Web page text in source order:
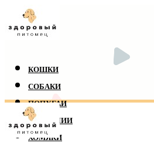
КОШКИ
СОБАКИ
ПОПУГАИ
РЕПТИЛИИ
ХОМЯКИ